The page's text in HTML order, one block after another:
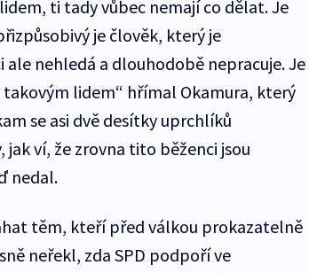
ti tady vůbec nemají co dělat. Je
je člověk, který je
nehledá a dlouhodobě nepracuje. Je
lidem“ hřímal Okamura, který
se asi dvě desítky uprchlíků
ví, že zrovna tito běženci jsou
nedal.
těm, kteří před válkou prokazatelně
neřekl, zda SPD podpoří ve